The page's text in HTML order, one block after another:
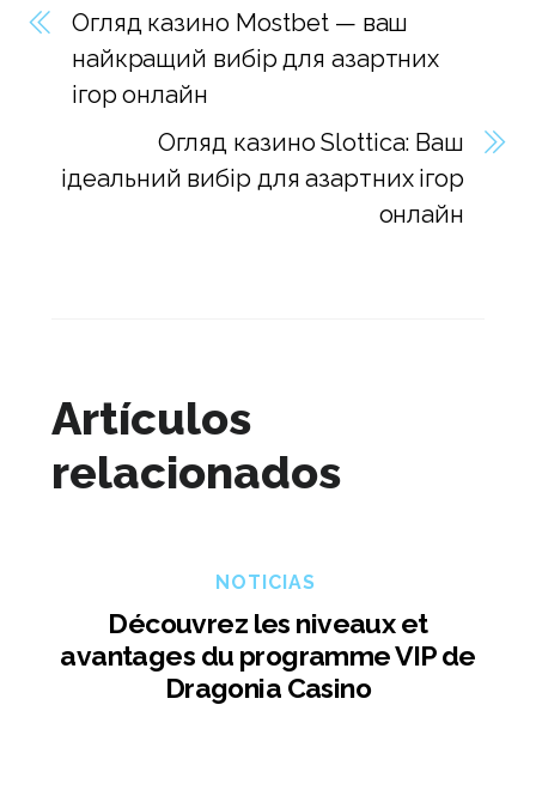
Огляд казино Mostbet — ваш
найкращий вибір для азартних
ігор онлайн
Огляд казино Slottica: Ваш
ідеальний вибір для азартних ігор
онлайн
Artículos
relacionados
NOTICIAS
Découvrez les niveaux et
avantages du programme VIP de
Dragonia Casino